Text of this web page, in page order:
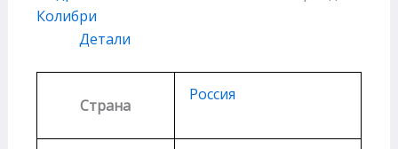
Колибри
Детали
Страна
Россия